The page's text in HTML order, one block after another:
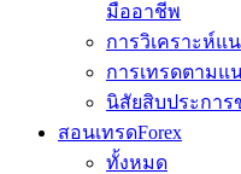
มืออาชีพ
การวิเคราะห์แ
การเทรดตามแ
นิสัยสิบประการ
สอนเทรดForex
ทั้งหมด